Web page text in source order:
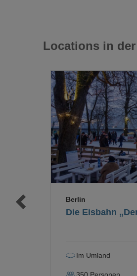
Locations in
Die Eisbahn
Berlin
Im Umland